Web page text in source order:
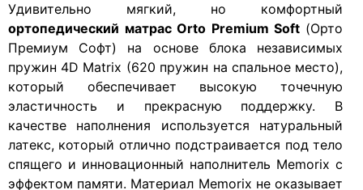
Удивительно мягкий, но комфортный
ортопедический матрас Orto Premium Soft (Орто
Премиум Софт) на основе блока независимых
пружин 4D Matrix (620 пружин на спальное место),
который обеспечивает высокую точечную
эластичность и прекрасную поддержку. В
качестве наполнения используется натуральный
латекс, который отлично подстраивается под тело
спящего и инновационный наполнитель Memorix с
эффектом памяти. Материал Memorix не оказывает